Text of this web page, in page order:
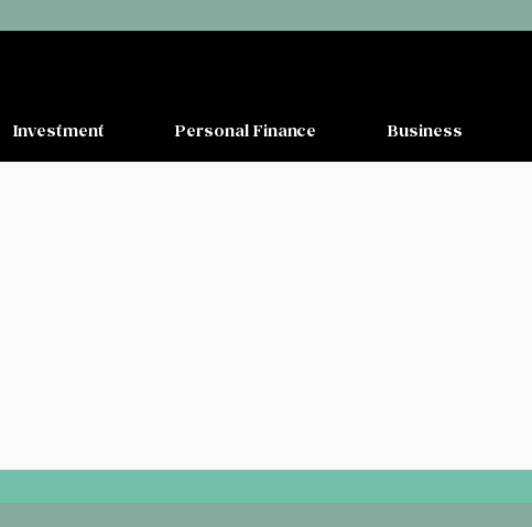
Investment Personal Finance Business